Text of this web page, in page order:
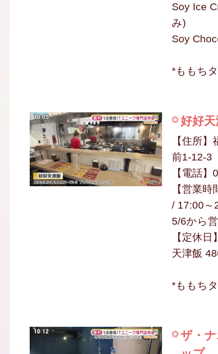
Soy Ice
み)
Soy
*ももち
好好
【住所
前1-12-3
【電話
【営業
/ 17:00～
5/6から
【定休日
天津飯
*ももち
ザ・